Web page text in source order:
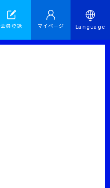
会員登録 マイページ Language